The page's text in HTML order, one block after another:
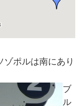
ゾポルは南にあり
ブ
ル